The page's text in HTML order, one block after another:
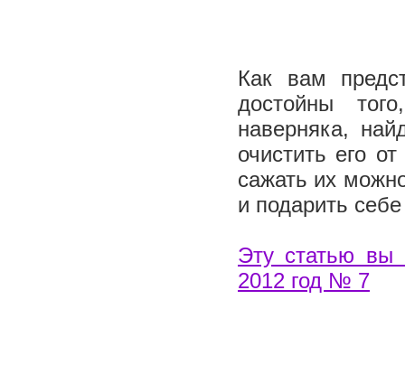
Как вам
достойны
наверняка,
очистить его
сажать их
и подарить
Эту статью вы
2012 год № 7